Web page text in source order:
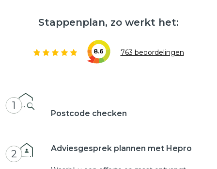
Stappenplan, zo werkt het:
8.6 763 beoordelingen
1
Postcode checken
2 Adviesgesprek plannen met Hepro